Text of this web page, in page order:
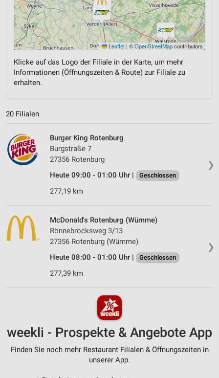
Leaflet | ©OpenStreetMapcontributors
Klicke auf das Logo der Filiale in der Karte, um mehr
Informationen (Öffnungszeiten & Route) zur Filiale zu
erhalten.
20 Filialen
❯
Burger King Rotenburg
Burgstraße 7
27356 Rotenburg
Heute 09:00 - 01:00 Uhr |
Geschlossen
277,19 km
❯
McDonald's Rotenburg (Wümme)
Rönnebrocksweg 3/13
27356 Rotenburg (Wümme)
Heute 08:00 - 01:00 Uhr |
Geschlossen
277,39 km
weekli - Prospekte & Angebote App
Finden Sie noch mehr Restaurant Filialen & Öffnungszeiten in
unserer App.